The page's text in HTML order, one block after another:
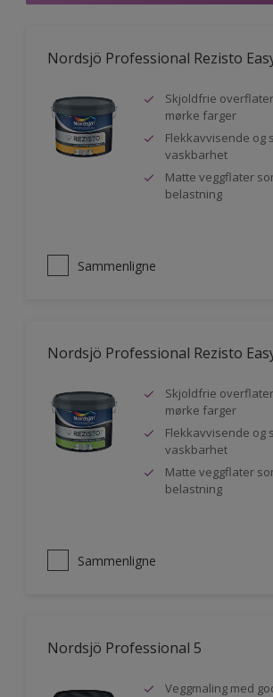
Nordsjö Professional Rezisto
Skjoldfrie
mørke farger
Flekkavvisende og
vaskbarhet
Matte veggflater
belastning
Sammenligne
Nordsjö Professional Rezisto
Skjoldfrie
mørke farger
Flekkavvisende og
vaskbarhet
Matte veggflater
belastning
Sammenligne
Nordsjö Professional 5
Veggmaling med